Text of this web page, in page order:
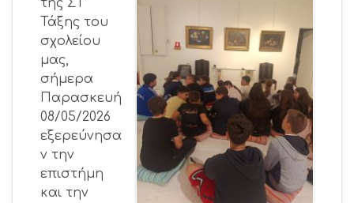
της ΣΤ’
Τάξης του
σχολείου
μας,
σήμερα
Παρασκευή
08/05/2026
εξερεύνησα
ν την
επιστήμη
και την